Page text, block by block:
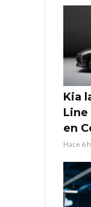
Kia
Line
en
Hace 6